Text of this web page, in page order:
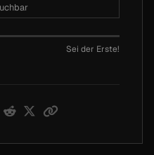
Sei der Erste!